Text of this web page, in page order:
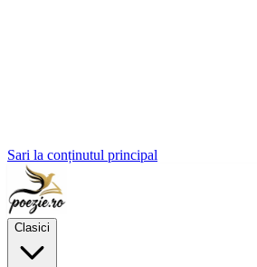
Sari la conținutul principal
Clasici